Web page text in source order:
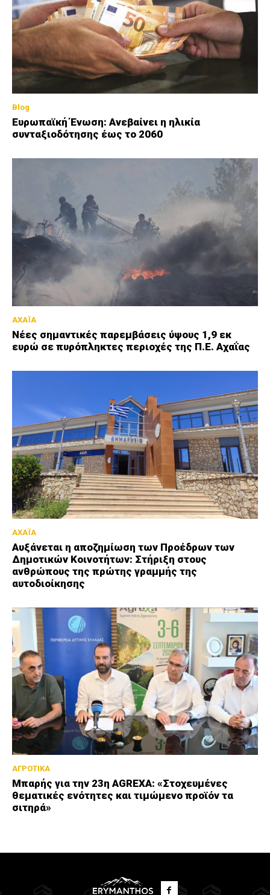
Blog
Ευρωπαϊκή Ένωση: Ανεβαίνει η ηλικία
συνταξιοδότησης έως το 2060
ΑΧΑΪΑ
Νέες σημαντικές παρεμβάσεις ύψους 1,9 εκ
ευρώ σε πυρόπληκτες περιοχές της Π.Ε. Αχαΐας
ΑΧΑΪΑ
Αυξάνεται η αποζημίωση των Προέδρων των
Δημοτικών Κοινοτήτων: Στήριξη στους
ανθρώπους της πρώτης γραμμής της
αυτοδιοίκησης
ΑΓΡΟΤΙΚΑ
Μπαρής για την 23η AGREXA: «Στοχευμένες
θεματικές ενότητες και τιμώμενο προϊόν τα
σιτηρά»